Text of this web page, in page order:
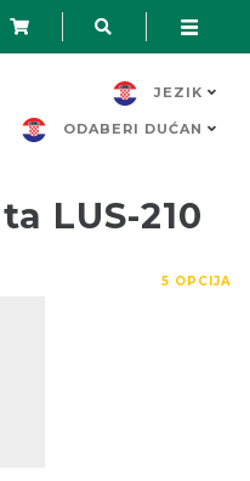
JEZIK
ODABERI DUĆAN
LUS-210
5 OPCIJA